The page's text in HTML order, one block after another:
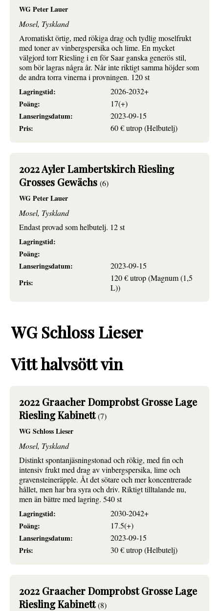
WG Peter Lauer
Mosel, Tyskland
Aromatiskt örtig, med rökiga drag och tydlig moselfrukt
med toner av vinbergspersika och lime. En mycket
välgjord torr Riesling i en för Saar ganska generös stil,
som bör lagras några år. Når inte riktigt samma höjder som
de andra torra vinerna i provningen. 120 st
Lagringstid:
2026-2032+
Poäng:
17(+)
Lanseringsdatum:
2023-09-15
Pris:
60 € utrop (Helbutelj)
2022 Ayler Lambertskirch Riesling
Grosses Gewächs (6)
WG Peter Lauer
Mosel, Tyskland
Endast provad som helbutelj. 12 st
Lagringstid:
Poäng:
Lanseringsdatum:
2023-09-15
Pris:
120 € utrop (Magnum (1,5
L))
WG Schloss Lieser
Vitt halvsött vin
2022 Graacher Domprobst Grosse Lage
Riesling Kabinett(7)
WG Schloss Lieser
Mosel, Tyskland
Distinkt spontanjäsningstonad och rökig, med fin och
intensiv frukt med drag av vinbergspersika, lime och
gravensteineräpple. Åt det sötare och mer koncentrerade
hållet, men har bra syra och driv. Riktigt tilltalande nu,
men än bättre med lagring. 540 st
Lagringstid:
2030-2042+
Poäng:
17.5(+)
Lanseringsdatum:
2023-09-15
Pris:
30 € utrop (Helbutelj)
2022 Graacher Domprobst Grosse Lage
Riesling Kabinett(8)